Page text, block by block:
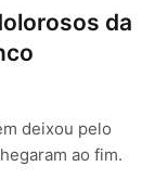
da
deixou pelo
ao fim.